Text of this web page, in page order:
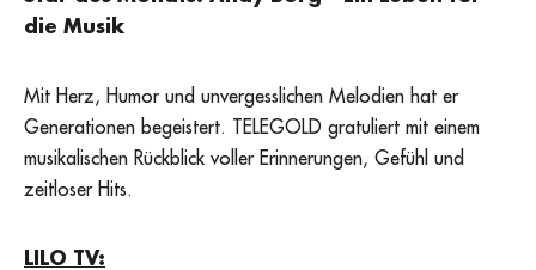
die Musik
Mit Herz, Humor und unvergesslichen Melodien hat er
Generationen begeistert. TELEGOLD gratuliert mit einem
musikalischen Rückblick voller Erinnerungen, Gefühl und
zeitloser Hits.
LILO TV: